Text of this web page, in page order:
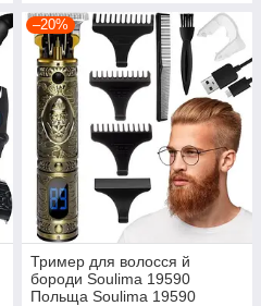
–20%
Тример для волосся й
бороди Soulima 19590
Польща Soulima 19590